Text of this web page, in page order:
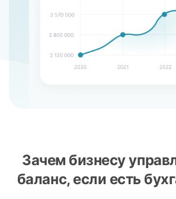
Зачем бизнесу
баланс, если есть